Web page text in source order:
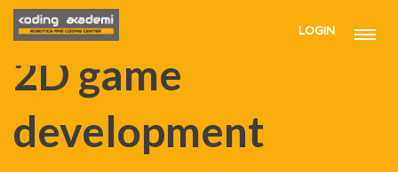
LOGIN
HOME 2D GAME DEVELOPMENT
2D game
development